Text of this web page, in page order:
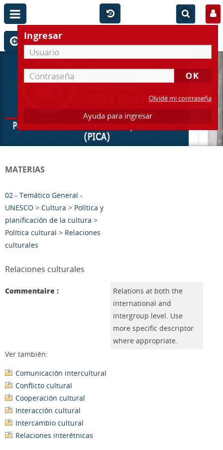
Ingresar
Olvidé mi contraseña
Ayuda para ingresar
MATERIAS
02 - Temático General -
UNESCO > Cultura > Política y
planificación de la cultura >
Política cultural > Relaciones
culturales
Relaciones culturales
Commentaire :
Relations at both the
international and
intergroup level. Use
more specific descriptor
where appropriate.
Ver también:
Comunicación intercultural
Conflicto cultural
Cooperación cultural
Interacción cultural
Intercambio cultural
Relaciones interétnicas